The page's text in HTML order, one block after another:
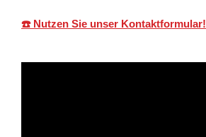
☎️ Nutzen Sie unser Kontaktformular!